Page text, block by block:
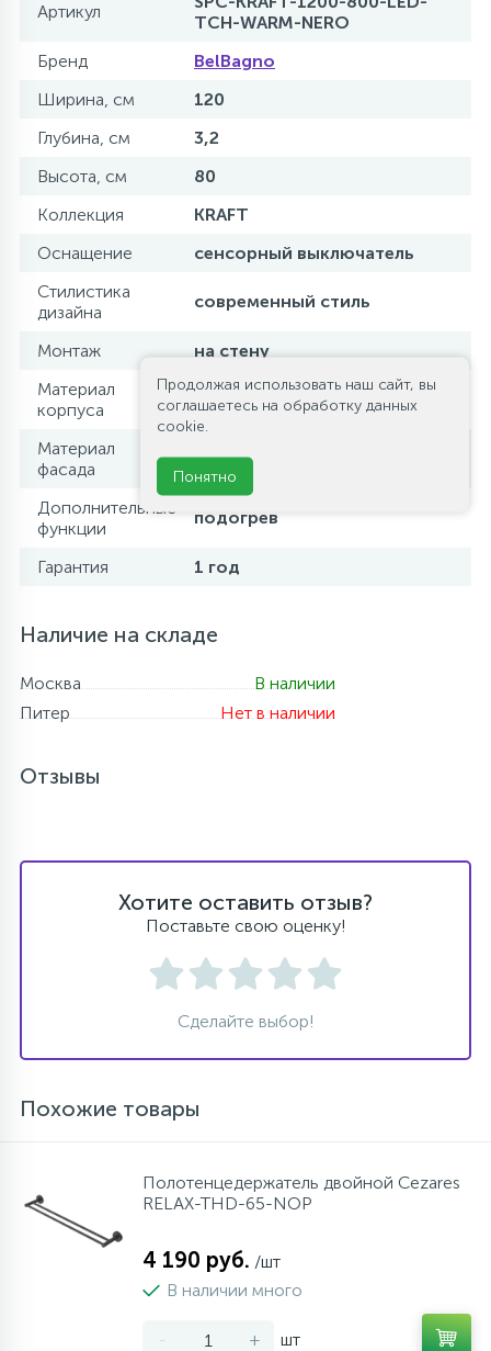
Артикул
TCH-WARM-NERO
Бренд
BelBagno
Ширина, см
120
Глубина, см
3,2
Высота, см
80
Коллекция
KRAFT
Оснащение
сенсорный выключатель
Стилистика
дизайна
современный стиль
Монтаж
на стену
Материал
корпуса
алюминий
Материал
фасада
зеркало
Дополнительные
функции
подогрев
Гарантия 1 год
Наличие на складе
Москва
В наличии
Питер
Нет в наличии
Отзывы
Хотите оставить отзыв?
Поставьте свою оценку!
Сделайте выбор!
Похожие товары
Полотенцедержатель двойной Cezares
RELAX-THD-65-NOP
4 190 руб. /шт
В наличии много
- + шт
Продолжая использовать наш сайт, вы
соглашаетесь на обработку данных
cookie.
Понятно